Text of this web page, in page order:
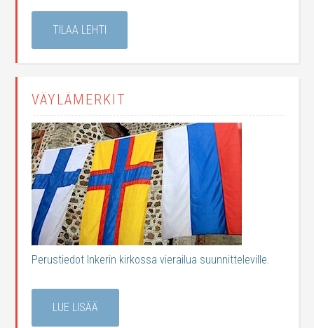
TILAA LEHTI
VÄYLÄMERKIT
Perustiedot Inkerin kirkossa vierailua suunnitteleville.
LUE LISÄÄ